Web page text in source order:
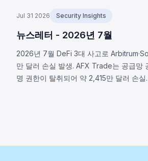
Jul 31 2026 Security Insights
뉴스레터 - 2026년 7월
2026년 7월 DeFi 3대 사고로
만 달러 손실 발생. AFX Trade는 공급망
명 권한이 탈취되어 약 2,415만 달러 손실